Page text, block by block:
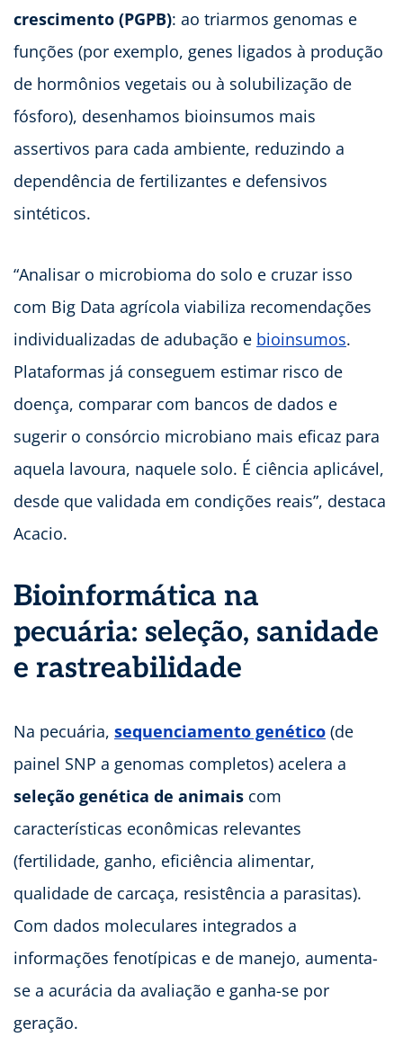
crescimento (PGPB): ao triarmos genomas e
funções (por exemplo, genes ligados à produção
de hormônios vegetais ou à solubilização de
fósforo), desenhamos bioinsumos mais
assertivos para cada ambiente, reduzindo a
dependência de fertilizantes e defensivos
sintéticos.
“Analisar o microbioma do solo e cruzar isso
com Big Data agrícola viabiliza recomendações
individualizadas de adubação e bioinsumos.
Plataformas já conseguem estimar risco de
doença, comparar com bancos de dados e
sugerir o consórcio microbiano mais eficaz para
aquela lavoura, naquele solo. É ciência aplicável,
desde que validada em condições reais”, destaca
Acacio.
Bioinformática na
pecuária: seleção, sanidade
e rastreabilidade
Na pecuária, sequenciamento genético (de
painel SNP a genomas completos) acelera a
seleção genética de animais com
características econômicas relevantes
(fertilidade, ganho, eficiência alimentar,
qualidade de carcaça, resistência a parasitas).
Com dados moleculares integrados a
informações fenotípicas e de manejo, aumenta-
se a acurácia da avaliação e ganha-se por
geração.